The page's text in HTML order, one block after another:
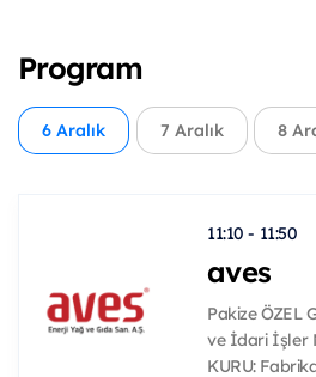
Program
6 Aralık 7 Aralık 8
11:10 - 11:50
aves
Pakize ÖZEL
ve İdari İşler
KURU: